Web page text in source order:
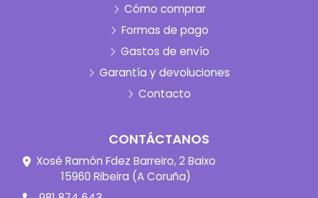
Cómo comprar
Formas de pago
Gastos de envío
Garantía y devoluciones
Contacto
CONTÁCTANOS
Xosé Ramón Fdez Barreiro, 2 Baixo
15960 Ribeira (A Coruña)